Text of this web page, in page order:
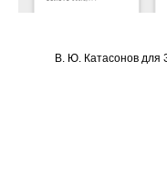
В. Ю. Катасонов для